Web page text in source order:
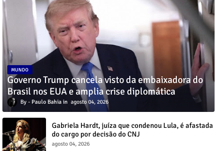
MUNDO
Governo Trump cancela visto da embaixadora do
Brasil nos EUA e amplia crise diplomática
Paulo Bahia agosto 04, 2026
Gabriela Hardt, juíza que condenou Lula, é afastada
do cargo por decisão do CNJ
agosto 04, 2026